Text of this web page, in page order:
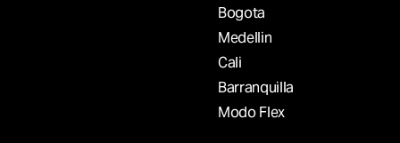
Bogota
Medellin
Cali
Barranquilla
Modo Flex